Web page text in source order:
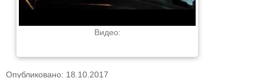
Видео:
Опубликовано: 18.10.2017